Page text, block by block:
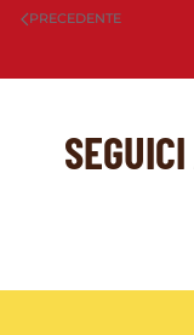
PRECEDENTE